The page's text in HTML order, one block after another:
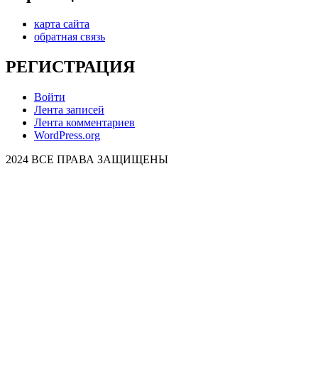
карта сайта
обратная связь
РЕГИСТРАЦИЯ
Войти
Лента записей
Лента комментариев
WordPress.org
2024 ВСЕ ПРАВА ЗАЩИЩЕНЫ